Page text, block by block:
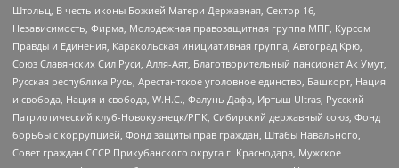
Штольц, В честь иконы Божией Матери Державная, Сектор 16,
Независимость, Фирма, Молодежная правозащитная группа МПГ, Курсом
Правды и Единения, Каракольская инициативная группа, Автоград Крю,
Союз Славянских Сил Руси, Алля-Аят, Благотворительный пансионат Ак Умут,
Русская республика Русь, Арестантское уголовное единство, Башкорт, Нация
и свобода, Нация и свобода, W.H.С., Фалунь Дафа, Иртыш Ultras, Русский
Патриотический клуб-Новокузнецк/РПК, Сибирский державный союз, Фонд
борьбы с коррупцией, Фонд защиты прав граждан, Штабы Навального,
Совет граждан СССР Прикубанского округа г. Краснодара, Мужское